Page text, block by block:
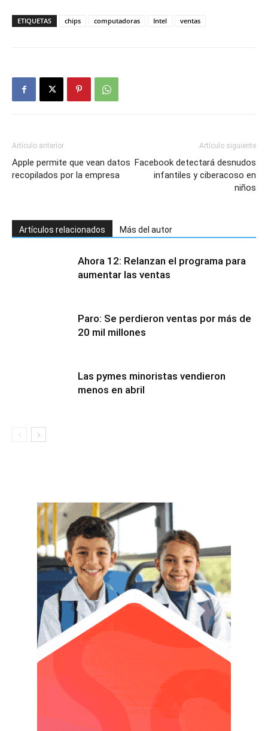
ETIQUETAS chips computadoras Intel ventas
Artículo anterior
Apple permite que vean datos
recopilados por la empresa
Artículo siguiente
Facebook detectará desnudos
infantiles y ciberacoso en
niños
Artículos relacionados Más del autor
Ahora 12: Relanzan el programa para
aumentar las ventas
Paro: Se perdieron ventas por más de
20 mil millones
Las pymes minoristas vendieron
menos en abril